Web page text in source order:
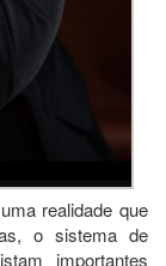
realidade que
o sistema de
importantes